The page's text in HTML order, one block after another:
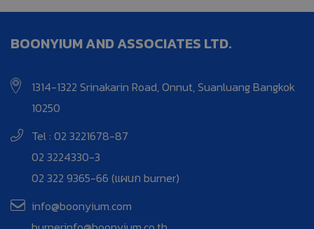
BOONYIUM AND ASSOCIATES LTD.
1314-1322 Srinakarin Road, Onnut, Suanluang Bangkok
10250
Tel : 02 3221678-87
02 3224330-3
02 322 9365-66 (แผนก burner)
info@boonyium.com